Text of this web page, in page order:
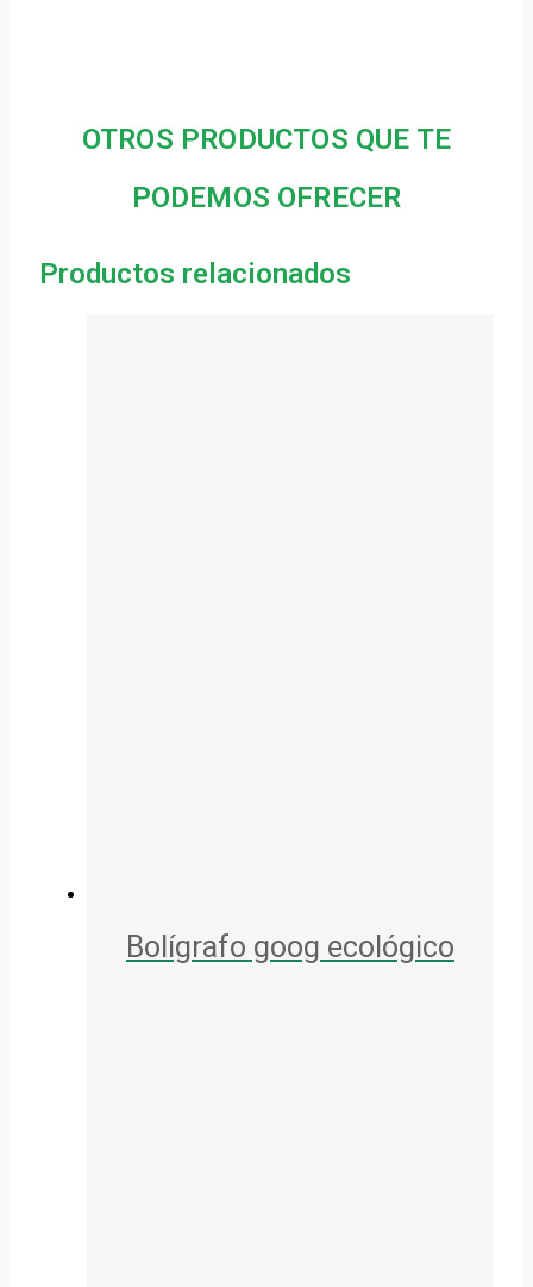
OTROS PRODUCTOS QUE TE
PODEMOS OFRECER
Productos relacionados
Bolígrafo goog ecológico